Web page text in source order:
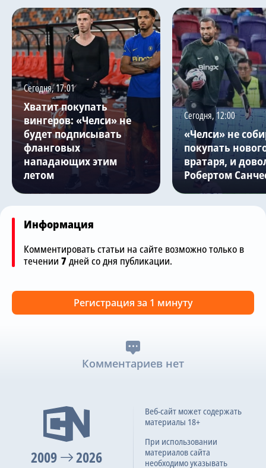
Сегодня, 17:01
Хватит покупать
вингеров: «Челси» не
будет подписывать
фланговых
нападающих этим
летом
Сегодня, 12:00
«Челси» не
покупать
вратаря, и
Робертом
Информация
Комментировать статьи на сайте возможно только в
течении 7дней со дня публикации.
Регистрация за 1 минуту
Комментариев нет
2009 2026
Веб-сайт может содержать
материалы 18+
При использовании
материалов сайта
необходимо указывать